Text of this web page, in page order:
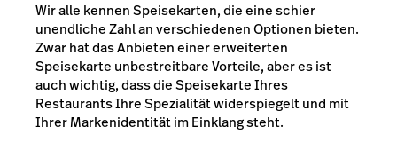
Wir alle kennen Speisekarten, die eine schier
unendliche Zahl an verschiedenen Optionen bieten.
Zwar hat das Anbieten einer erweiterten
Speisekarte unbestreitbare Vorteile, aber es ist
auch wichtig, dass die Speisekarte Ihres
Restaurants Ihre Spezialität widerspiegelt und mit
Ihrer Markenidentität im Einklang steht.